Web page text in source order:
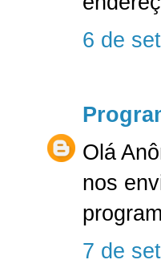
6 de
Olá
nos
7 de